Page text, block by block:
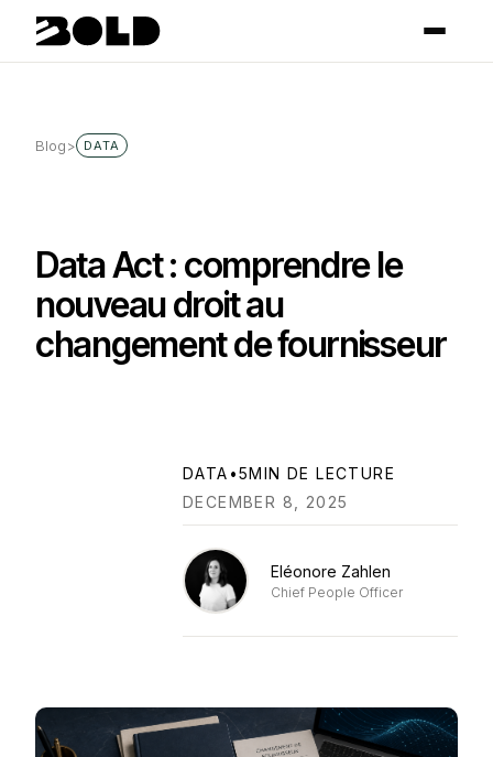
Blog> DATA
Data Act : comprendre le
nouveau droit au
changement de fournisseur
DATA •5MIN DE LECTURE
DECEMBER 8, 2025
Eléonore Zahlen
Chief People Officer